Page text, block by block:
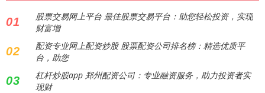
01
股票交易网上平台 最佳股票交易平台：助您轻松投资，实现
财富增
02
配资专业网上配资炒股 股票配资公司排名榜：精选优质平
台，助您
03
杠杆炒股app 郑州配资公司：专业融资服务，助力投资者实
现财